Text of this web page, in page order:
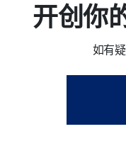
开创你
如有